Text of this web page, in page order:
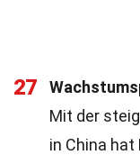
27
Mit der
in China